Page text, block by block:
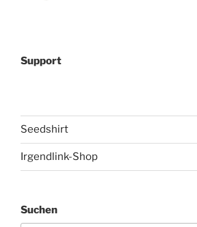
Support
Seedshirt
Irgendlink-Shop
Suchen